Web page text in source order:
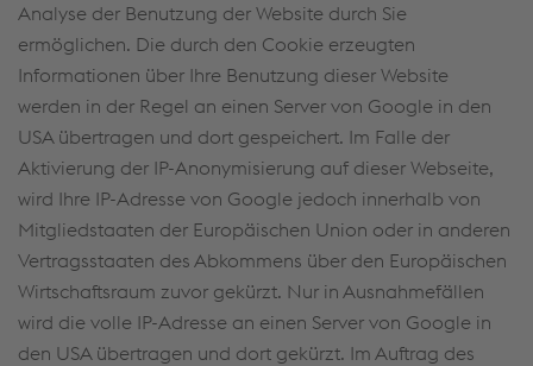
Analyse der Benutzung der Website durch Sie
ermöglichen. Die durch den Cookie erzeugten
Informationen über Ihre Benutzung dieser Website
werden in der Regel an einen Server von Google in den
USA übertragen und dort gespeichert. Im Falle der
Aktivierung der IP-Anonymisierung auf dieser Webseite,
wird Ihre IP-Adresse von Google jedoch innerhalb von
Mitgliedstaaten der Europäischen Union oder in anderen
Vertragsstaaten des Abkommens über den Europäischen
Wirtschaftsraum zuvor gekürzt. Nur in Ausnahmefällen
wird die volle IP-Adresse an einen Server von Google in
den USA übertragen und dort gekürzt. Im Auftrag des